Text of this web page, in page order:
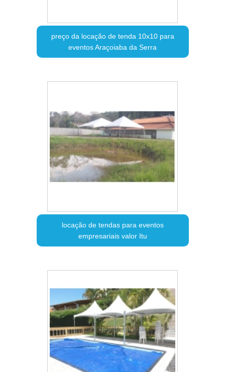
preço da locação de tenda 10x10 para
eventos Araçoiaba da Serra
locação de tendas para eventos
empresariais valor Itu